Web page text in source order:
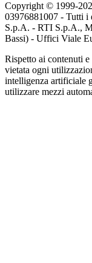
Copyright © 1999-
03976881007 - Tutti i
S.p.A. - RTI S.p.A.,
Bassi) - Uffici Viale
Rispetto ai contenuti
vietata ogni
intelligenza artificiale
utilizzare mezzi